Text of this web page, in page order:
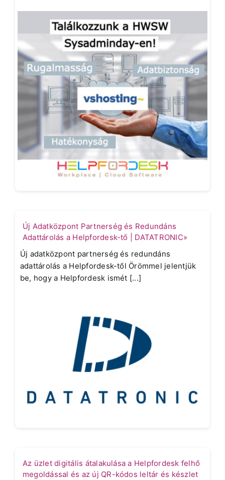
Új Adatközpont Partnerség és Redundáns
Adattárolás a Helpfordesk-tő | DATATRONIC»
Új adatközpont partnerség és redundáns
adattárolás a Helpfordesk-től Örömmel jelentjük
be, hogy a Helpfordesk ismét [...]
Az üzlet digitális átalakulása a Helpfordesk felhő
megoldással és az új QR-kódos leltár és készlet